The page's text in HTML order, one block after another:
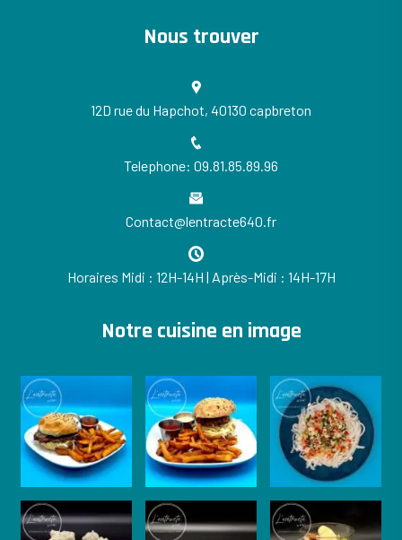
Nous trouver
12D rue du Hapchot, 40130 capbreton
Telephone: 09.81.85.89.96
Contact@lentracte640.fr
Horaires Midi : 12H-14H | Après-Midi : 14H-17H
Notre cuisine en image